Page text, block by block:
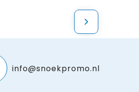
info@snoekpromo.nl